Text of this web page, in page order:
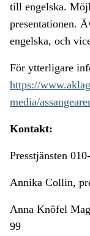
till engelska.
presentationen.
engelska, och
För ytterligare
https://
media/
Kontakt:
Presstjänsten
Annika Collin,
Anna Knöfel
99